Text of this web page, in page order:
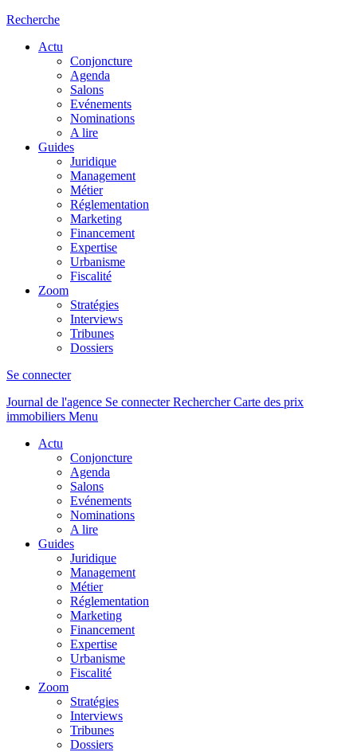
Recherche
Actu
Conjoncture
Agenda
Salons
Evénements
Nominations
A lire
Guides
Juridique
Management
Métier
Réglementation
Marketing
Financement
Expertise
Urbanisme
Fiscalité
Zoom
Stratégies
Interviews
Tribunes
Dossiers
Se connecter
Journal de l'agence Se connecterRechercher Carte des prix
immobiliers Menu
Actu
Conjoncture
Agenda
Salons
Evénements
Nominations
A lire
Guides
Juridique
Management
Métier
Réglementation
Marketing
Financement
Expertise
Urbanisme
Fiscalité
Zoom
Stratégies
Interviews
Tribunes
Dossiers